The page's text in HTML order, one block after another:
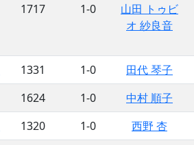
1717 1-0
山田 トゥビ
オ 紗良音
1331 1-0
田代 琴子
1624 1-0
中村 順子
1320 1-0
西野 杏